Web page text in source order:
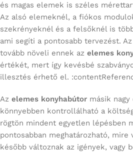
és magas elemek is széles
Az alsó elemeknél, a fiókos
szekrényeknél és a felsőknél is
ami segíti a pontosabb tervezést.
tovább növeli ennek az elemes
értékét, mert így kevésbé
illesztés érhető el.
Az elemes konyhabútor másik nagy
könnyebben kontrollálható a
rögtön mindent egyetlen lépésben
pontosabban meghatározható, mire
később változnak az igények, vagy